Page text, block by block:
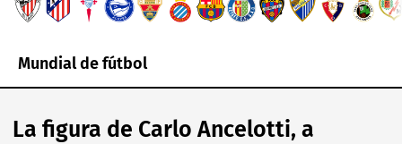
Mundial de fútbol
La figura de Carlo Ancelotti, a